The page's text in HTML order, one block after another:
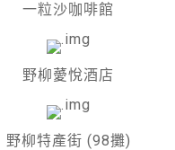
一粒沙咖啡館
野柳薆悅酒店
野柳特產街 (98攤)